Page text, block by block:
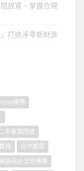
放寬，掌握合規
打造淨零新財源
維修
手筆電回收
用
台中搬家
頁設計公司推薦